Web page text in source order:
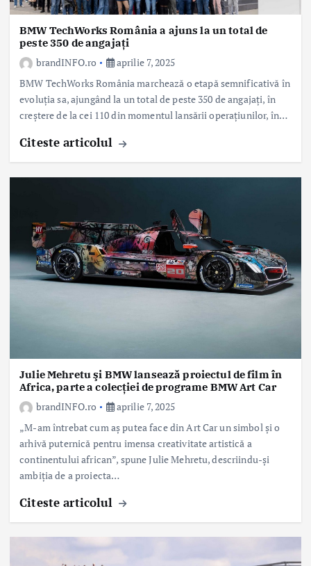
BMW TechWorks România a ajuns la un total de
peste 350 de angajați
brandINFO.ro
aprilie 7, 2025
BMW TechWorks România marchează o etapă semnificativă în
evoluția sa, ajungând la un total de peste 350 de angajați, în
creștere de la cei 110 din momentul lansării operațiunilor, în…
Citeste articolul
Julie Mehretu şi BMW lansează proiectul de film în
Africa, parte a colecției de programe BMW Art Car
brandINFO.ro
aprilie 7, 2025
„M-am întrebat cum aş putea face din Art Car un simbol şi o
arhivă puternică pentru imensa creativitate artistică a
continentului african”, spune Julie Mehretu, descriindu-şi
ambiţia de a proiecta…
Citeste articolul